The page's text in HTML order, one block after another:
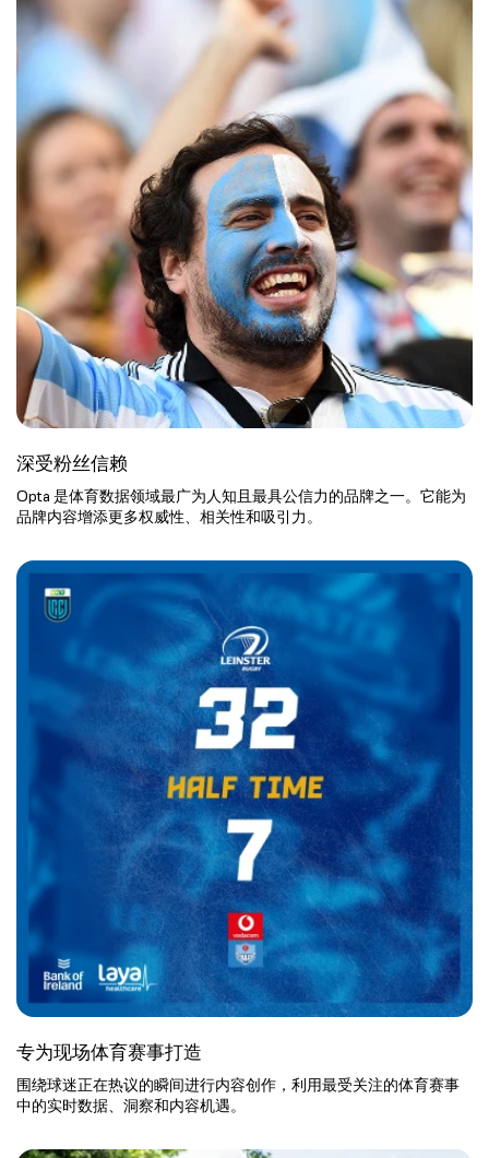
深受粉丝信赖
Opta 是体育数据领域最广为人知且最具公信力的品牌之一。它能为
品牌内容增添更多权威性、相关性和吸引力。
专为现场体育赛事打造
围绕球迷正在热议的瞬间进行内容创作，利用最受关注的体育赛事
中的实时数据、洞察和内容机遇。